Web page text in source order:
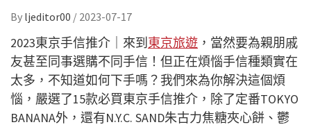
By ljeditor00 / 2023-07-17
2023東京手信推介｜來到 東京旅遊 ，當然要為親朋戚
友甚至同事選購不同手信！但正在煩惱手信種類實在
太多，不知道如何下手嗎？我們來為你解決這個煩
惱，嚴選了15款必買東京手信推介，除了定番TOKYO
BANANA外，還有N.Y.C. SAND朱古力焦糖夾心餅、鬱